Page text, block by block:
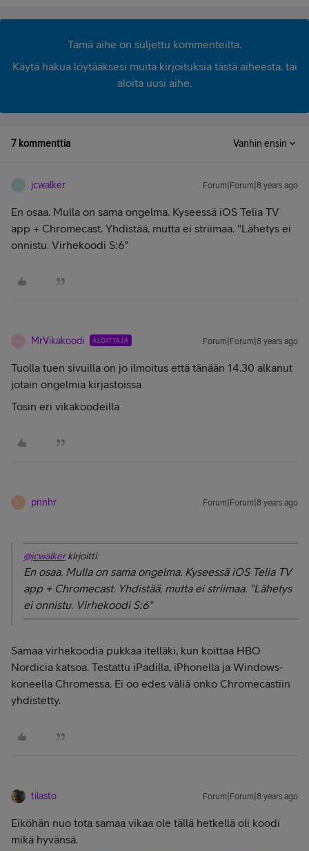
Tämä aihe on suljettu kommenteilta.
Käytä hakua löytääksesi muita kirjoituksia tästä aiheesta, tai
aloita uusi aihe.
7 kommenttia Vanhin ensin
jcwalker Forum|Forum|8 years ago
En osaa. Mulla on sama ongelma. Kyseessä iOS Telia TV
app + Chromecast. Yhdistää, mutta ei striimaa. "Lähetys ei
onnistu. Virhekoodi S:6"
MrVikakoodi ALOITTAJA Forum|Forum|8 years ago
Tuolla tuen sivuilla on jo ilmoitus että tänään 14.30 alkanut
jotain ongelmia kirjastoissa
Tosin eri vikakoodeilla
P pnnhr Forum|Forum|8 years ago
@jcwalkerkirjoitti:
En osaa. Mulla on sama ongelma. Kyseessä iOS Telia TV
app + Chromecast. Yhdistää, mutta ei striimaa. "Lähetys
ei onnistu. Virhekoodi S:6"
Samaa virhekoodia pukkaa itelläki, kun koittaa HBO
Nordicia katsoa. Testattu iPadilla, iPhonella ja Windows-
koneella Chromessa. Ei oo edes väliä onko Chromecastiin
yhdistetty.
tilasto Forum|Forum|8 years ago
Eiköhän nuo tota samaa vikaa ole tällä hetkellä oli koodi
mikä hyvänsä.